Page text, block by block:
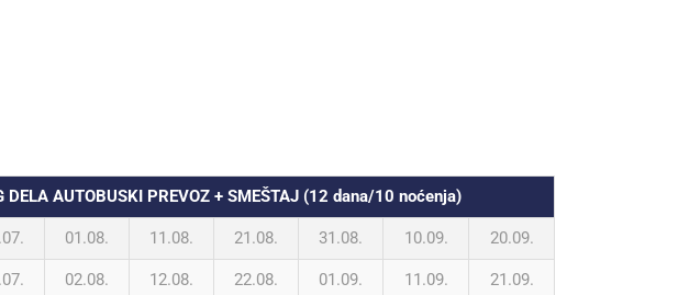
AUTOBUSKI PREVOZ + SMEŠTAJ (12 dana/10 noćenja)
01.08. 11.08. 21.08. 31.08. 10.09. 20.09.
02.08. 12.08. 22.08. 01.09. 11.09. 21.09.